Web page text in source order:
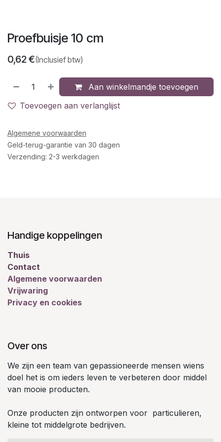
Proefbuisje 10 cm
0,62€(Inclusief btw)
Aan winkelmandje toevoegen
Toevoegen aan verlanglijst
Algemene voorwaarden
Geld-terug-garantie van 30 dagen
Verzending: 2-3 werkdagen
Handige koppelingen
Thuis
Contact
Algemene voorwaarden
Vrijwaring
Privacy en cookies
Over ons
We zijn een team van gepassioneerde mensen wiens
doel het is om ieders leven te verbeteren door middel
van mooie producten.
Onze producten zijn ontworpen voor particulieren,
kleine tot middelgrote bedrijven.